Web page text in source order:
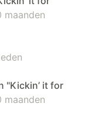
"Kickin’ it for